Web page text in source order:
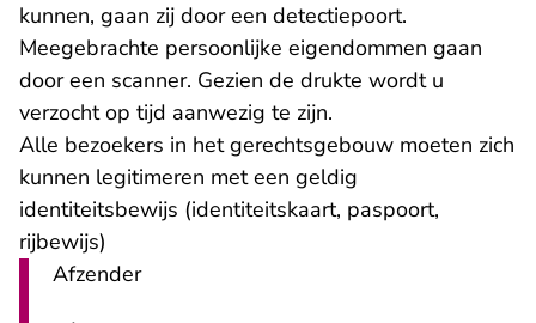
kunnen, gaan zij door een detectiepoort.
Meegebrachte persoonlijke eigendommen gaan
door een scanner. Gezien de drukte wordt u
verzocht op tijd aanwezig te zijn.
Alle bezoekers in het gerechtsgebouw moeten zich
kunnen legitimeren met een geldig
identiteitsbewijs (identiteitskaart, paspoort,
rijbewijs)
Afzender